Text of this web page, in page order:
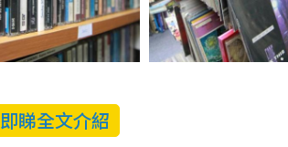
即睇全文介紹